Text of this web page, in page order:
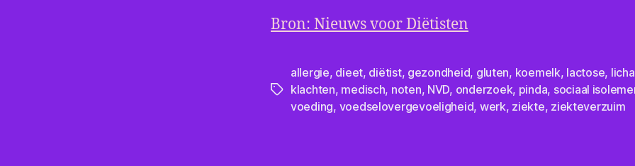
Bron: Nieuws voor Diëtisten
Tags
allergie, dieet, diëtist, gezondheid, gluten, koemelk, lactose,
klachten, medisch, noten, NVD, onderzoek, pinda, sociaal
voeding, voedselovergevoeligheid, werk, ziekte, ziekteverzuim